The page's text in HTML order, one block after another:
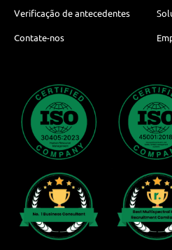
Verificação de antecedentes
Contate-nos